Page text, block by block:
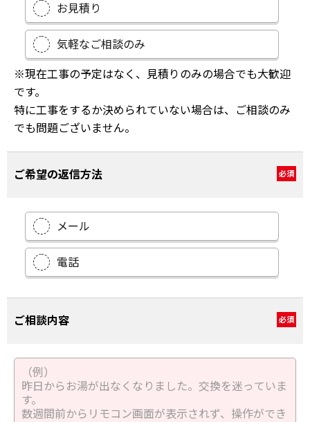
お見積り
気軽なご相談のみ
※現在工事の予定はなく、見積りのみの場合でも大歓迎
です。
特に工事をするか決められていない場合は、ご相談のみ
でも問題ございません。
ご希望の返信方法 必須
メール
電話
ご相談内容 必須